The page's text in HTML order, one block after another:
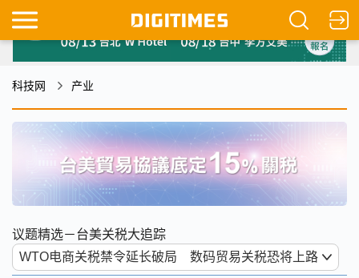
科技网 产业
议题精选－台美关税大追踪